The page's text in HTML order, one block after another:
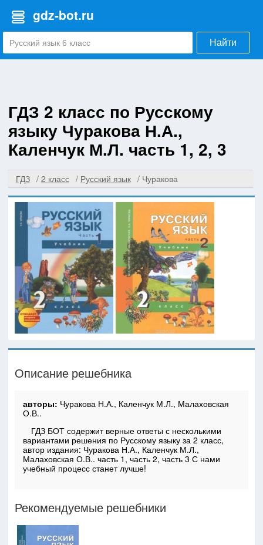
gdz-bot.ru
Найти
ГДЗ 2 класс по Русскому
языку Чуракова Н.А.,
Каленчук М.Л. часть 1, 2, 3
ГДЗ 2 класс Русский язык Чуракова
Описание решебника
авторы: Чуракова Н.А., Каленчук М.Л., Малаховская
О.В..
ГДЗ БОТ содержит верные ответы с несколькими
вариантами решения по Русскому языку за 2 класс,
автор издания: Чуракова Н.А., Каленчук М.Л.,
Малаховская О.В.. часть 1, часть 2, часть 3 С нами
учебный процесс станет лучше!
Рекомендуемые решебники